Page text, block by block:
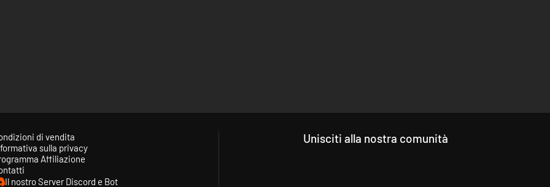
di vendita
sulla privacy
Affiliazione
Il nostro Server Discord e Bot
Unisciti alla nostra comunità